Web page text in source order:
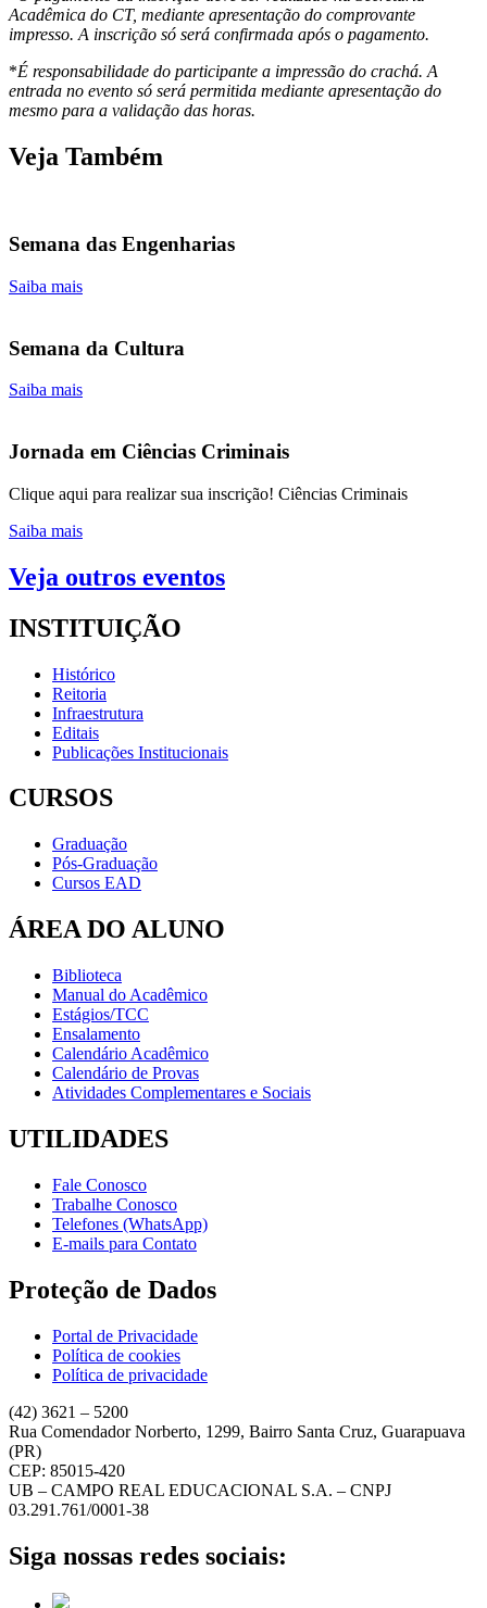
Acadêmica do CT, mediante apresentação do comprovante
impresso. A inscrição só será confirmada após o pagamento.
*É responsabilidade do participante a impressão do crachá. A
entrada no evento só será permitida mediante apresentação do
mesmo para a validação das horas.
Veja Também
Semana das Engenharias
Saiba mais
Semana da Cultura
Saiba mais
Jornada em Ciências Criminais
Clique aqui para realizar sua inscrição! Ciências Criminais
Saiba mais
Veja outros eventos
INSTITUIÇÃO
Histórico
Reitoria
Infraestrutura
Editais
Publicações Institucionais
CURSOS
Graduação
Pós-Graduação
Cursos EAD
ÁREA DO ALUNO
Biblioteca
Manual do Acadêmico
Estágios/TCC
Ensalamento
Calendário Acadêmico
Calendário de Provas
Atividades Complementares e Sociais
UTILIDADES
Fale Conosco
Trabalhe Conosco
Telefones (WhatsApp)
E-mails para Contato
Proteção de Dados
Portal de Privacidade
Política de cookies
Política de privacidade
(42) 3621 – 5200
Rua Comendador Norberto, 1299, Bairro Santa Cruz, Guarapuava
(PR)
CEP: 85015-420
UB – CAMPO REAL EDUCACIONAL S.A. – CNPJ
03.291.761/0001-38
Siga nossas redes sociais: